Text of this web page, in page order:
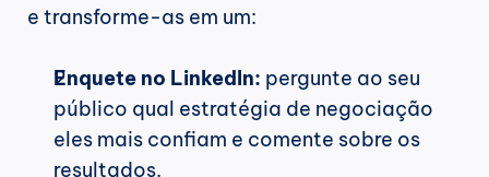
e transforme-as em um:
Enquete no LinkedIn: pergunte ao seu
público qual estratégia de negociação
eles mais confiam e comente sobre os
resultados.